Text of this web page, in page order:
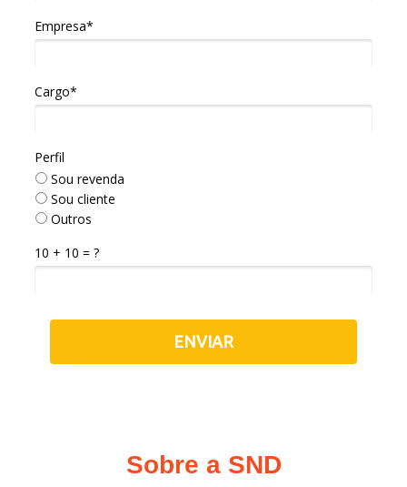
Empresa*
Cargo*
Perfil
Sou revenda
Sou cliente
Outros
10 + 10 = ?
ENVIAR
Sobre a SND